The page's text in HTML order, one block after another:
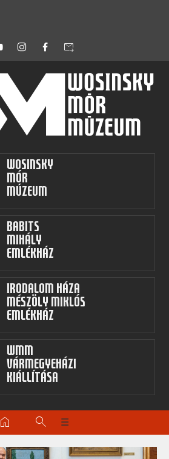
forward_to_inbox
Wosinsky
Mór
Múzeum
Babits
Mihály
Emlékház
Irodalom Háza
Mészöly Miklós
Emlékház
WMM
Vármegyeházi
kiállítása
home search ☰